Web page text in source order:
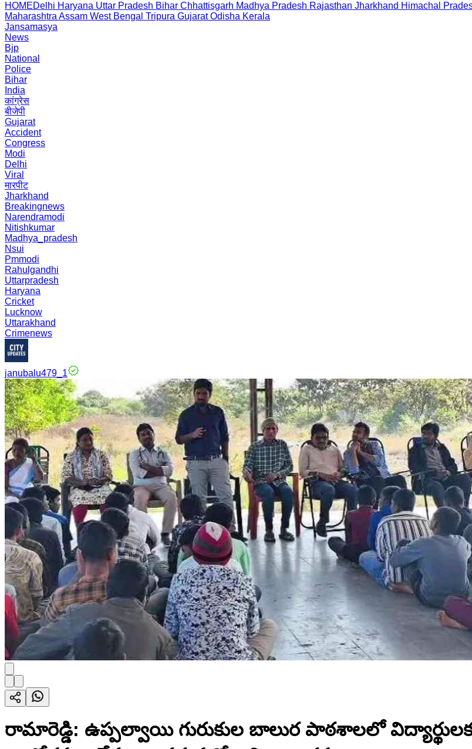
HOMEDelhi Haryana Uttar Pradesh Bihar Chhattisgarh Madhya Pradesh Rajasthan Jharkhand Himachal
Maharashtra Assam West Bengal Tripura Gujarat Odisha Kerala
Jansamasya
News
Bjp
National
Police
Bihar
India
कांग्रेस
बीजेपी
Gujarat
Accident
Congress
Modi
Delhi
Viral
मारपीट
Jharkhand
Breakingnews
Narendramodi
Nitishkumar
Madhya_pradesh
Nsui
Pmmodi
Rahulgandhi
Uttarpradesh
Haryana
Cricket
Lucknow
Uttarakhand
Crimenews
janubalu479_1
రామారెడ్డి: ఉప్పల్వాయి గురుకుల బాలుర పాఠశాలలో